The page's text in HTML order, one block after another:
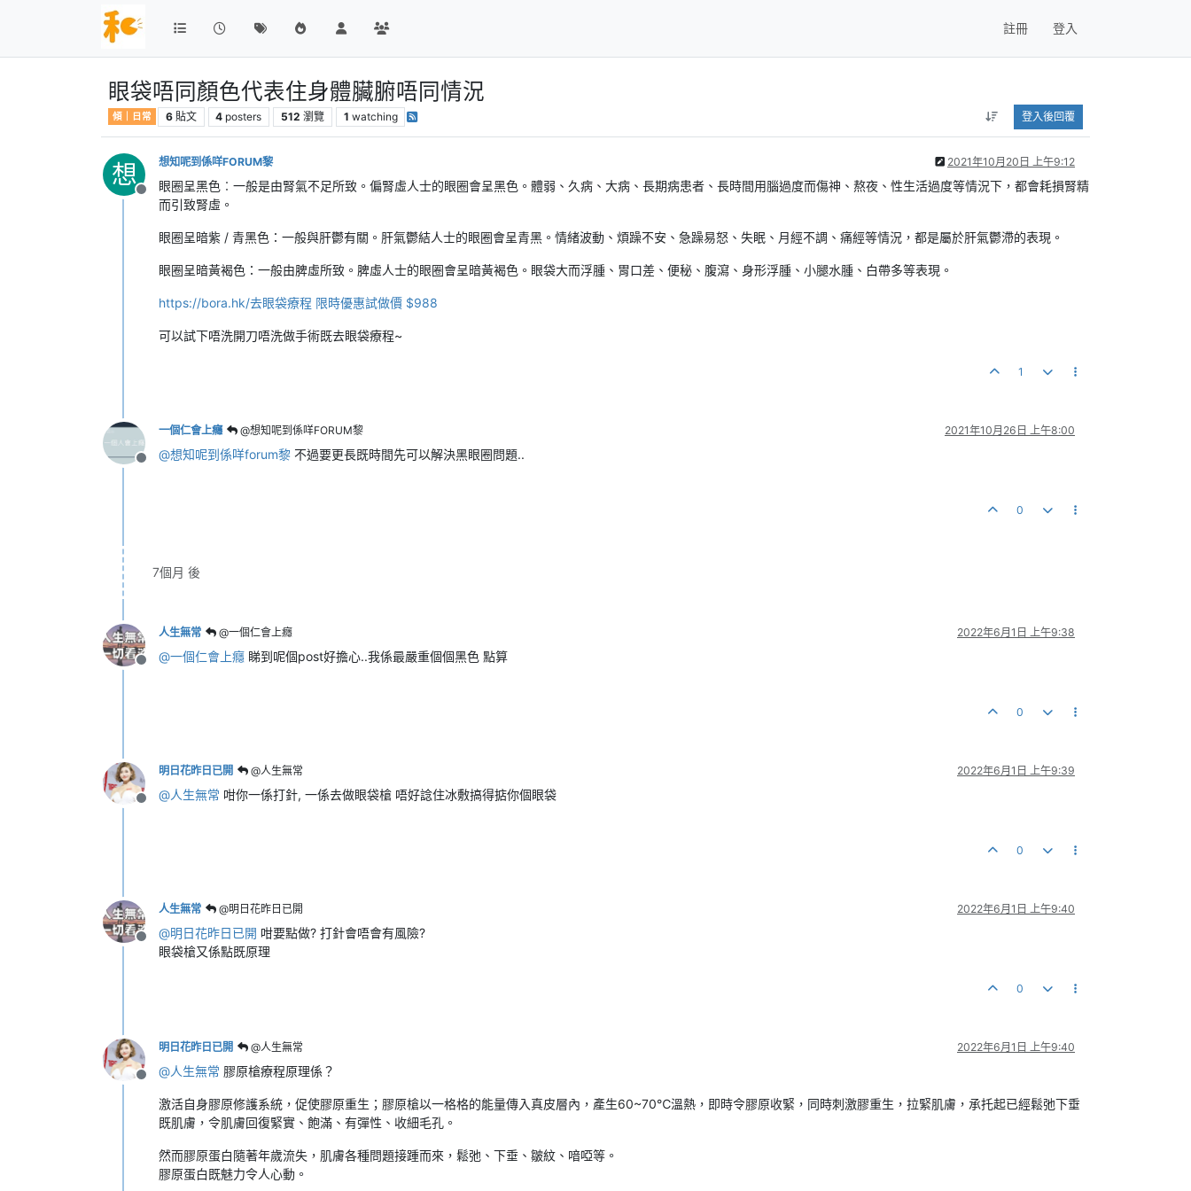
註冊 登入
眼袋唔同顏色代表住身體臟腑唔同情況
傾｜日常 6 貼文 4 posters 512 瀏覽 1 watching 登入後回覆
想
離線
想知呢到係咩FORUM黎 2021年10月20日 上午9:12
眼圈呈黑色︰一般是由腎氣不足所致。偏腎虛人士的眼圈會呈黑色。體弱、久病、大病、長期病患者、長時間用腦過度而傷神、熬夜、性生活過度等情況下，都會耗損腎精
而引致腎虛。
眼圈呈暗紫 / 青黑色：一般與肝鬱有關。肝氣鬱結人士的眼圈會呈青黑。情緒波動、煩躁不安、急躁易怒、失眠、月經不調、痛經等情況，都是屬於肝氣鬱滯的表現。
眼圈呈暗黃褐色：一般由脾虛所致。脾虛人士的眼圈會呈暗黃褐色。眼袋大而浮腫、胃口差、便秘、腹瀉、身形浮腫、小腿水腫、白帶多等表現。
https://bora.hk/去眼袋療程 限時優惠試做價 $988
可以試下唔洗開刀唔洗做手術既去眼袋療程~
1
離線
一個仁會上癮 @想知呢到係咩FORUM黎 2021年10月26日 上午8:00
@想知呢到係咩forum黎 不過要更長既時間先可以解決黑眼圈問題..
0
7個月 後
離線
人生無常 @一個仁會上癮 2022年6月1日 上午9:38
@一個仁會上癮 睇到呢個post好擔心..我係最嚴重個個黑色 點算
0
離線
明日花昨日已開 @人生無常 2022年6月1日 上午9:39
@人生無常 咁你一係打針, 一係去做眼袋槍 唔好諗住冰敷搞得掂你個眼袋
0
離線
人生無常 @明日花昨日已開 2022年6月1日 上午9:40
@明日花昨日已開 咁要點做? 打針會唔會有風險?
眼袋槍又係點既原理
0
離線
明日花昨日已開 @人生無常 2022年6月1日 上午9:40
@人生無常 膠原槍療程原理係？
激活自身膠原修護系統，促使膠原重生；膠原槍以一格格的能量傳入真皮層內，產生60~70℃溫熱，即時令膠原收緊，同時刺激膠重生，拉緊肌膚，承托起已經鬆弛下垂
既肌膚，令肌膚回復緊實、飽滿、有彈性、收細毛孔。
然而膠原蛋白隨著年歲流失，肌膚各種問題接踵而來，鬆弛、下垂、皺紋、喑啞等。
膠原蛋白既魅力令人心動。